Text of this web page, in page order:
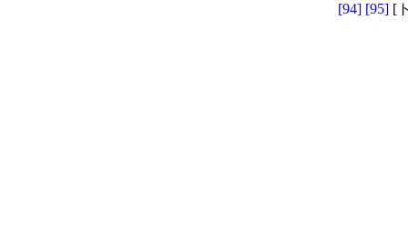
[94] [95] [